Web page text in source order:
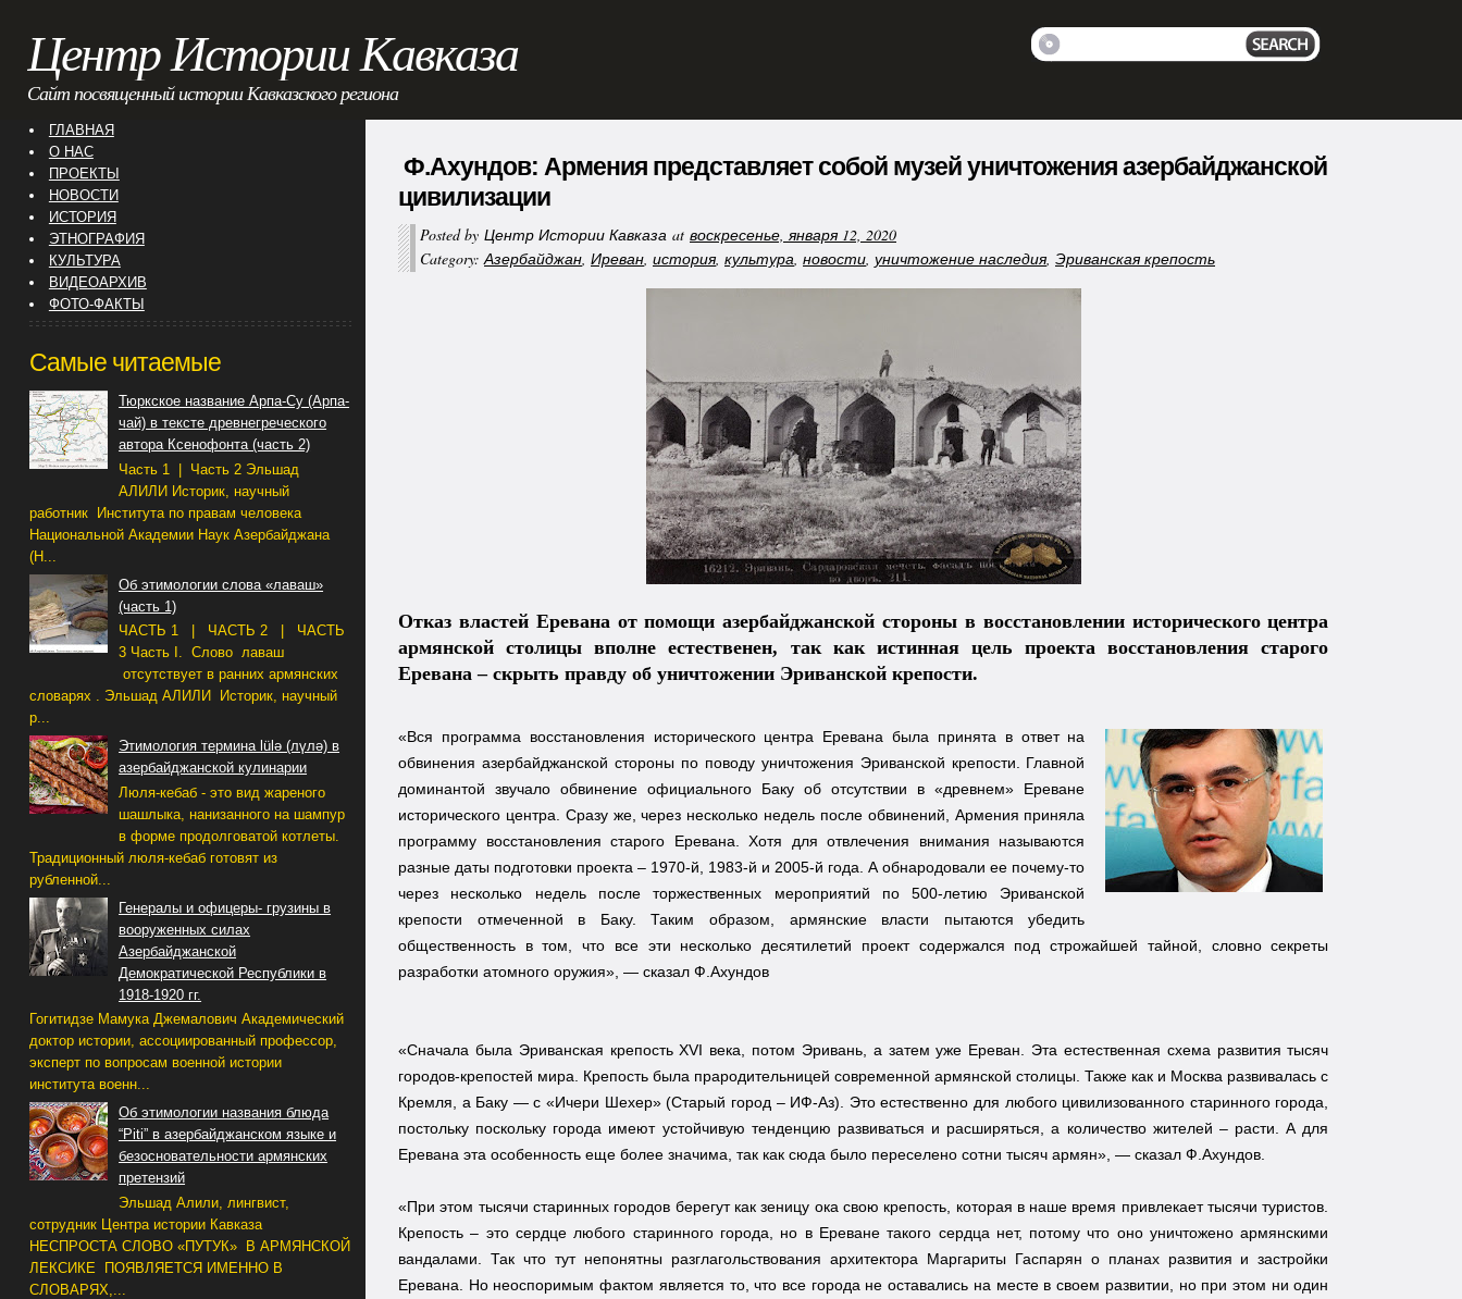
Центр Истории Кавказа
Сайт посвященный истории Кавказского региона
Ф.Ахундов: Армения представляет собой музей уничтожения азербайджанской
цивилизации
Posted by Центр Истории Кавказа at воскресенье, января 12, 2020
Category:Азербайджан, Иреван, история, культура, новости, уничтожение наследия, Эриванская крепость
Отказ властей Еревана от помощи азербайджанской стороны в восстановлении исторического центра
армянской столицы вполне естественен, так как истинная цель проекта восстановления старого
Еревана – скрыть правду об уничтожении Эриванской крепости.
«Вся программа восстановления исторического центра Еревана была принята в ответ на
обвинения азербайджанской стороны по поводу уничтожения Эриванской крепости. Главной
доминантой звучало обвинение официального Баку об отсутствии в «древнем» Ереване
исторического центра. Сразу же, через несколько недель после обвинений, Армения приняла
программу восстановления старого Еревана. Хотя для отвлечения внимания называются
разные даты подготовки проекта – 1970-й, 1983-й и 2005-й года. А обнародовали ее почему-то
через несколько недель после торжественных мероприятий по 500-летию Эриванской
крепости отмеченной в Баку. Таким образом, армянские власти пытаются убедить
общественность в том, что все эти несколько десятилетий проект содержался под строжайшей тайной, словно секреты
разработки атомного оружия», — сказал Ф.Ахундов
«Сначала была Эриванская крепость XVI века, потом Эривань, а затем уже Ереван. Эта естественная схема развития тысяч
городов-крепостей мира. Крепость была прародительницей современной армянской столицы. Также как и Москва развивалась с
Кремля, а Баку — с «Ичери Шехер» (Старый город – ИФ-Аз). Это естественно для любого цивилизованного старинного города,
постольку поскольку города имеют устойчивую тенденцию развиваться и расширяться, а количество жителей – расти. А для
Еревана эта особенность еще более значима, так как сюда было переселено сотни тысяч армян», — сказал Ф.Ахундов.
«При этом тысячи старинных городов берегут как зеницу ока свою крепость, которая в наше время привлекает тысячи туристов.
Крепость – это сердце любого старинного города, но в Ереване такого сердца нет, потому что оно уничтожено армянскими
вандалами. Так что тут непонятны разглагольствования архитектора Маргариты Гаспарян о планах развития и застройки
Еревана. Но неоспоримым фактом является то, что все города не оставались на месте в своем развитии, но при этом ни один
ГЛАВНАЯ
О НАС
ПРОЕКТЫ
НОВОСТИ
ИСТОРИЯ
ЭТНОГРАФИЯ
КУЛЬТУРА
ВИДЕОАРХИВ
ФОТО-ФАКТЫ
Самые читаемые
Тюркское название Арпа-Су (Арпа-
чай) в тексте древнегреческого
автора Ксенофонта (часть 2)
Часть 1 | Часть 2 Эльшад
АЛИЛИ Историк, научный
работник Института по правам человека
Национальной Академии Наук Азербайджана
(Н...
Об этимологии слова «лаваш»
(часть 1)
ЧАСТЬ 1 | ЧАСТЬ 2 | ЧАСТЬ
3 Часть I. Слово лаваш
отсутствует в ранних армянских
словарях . Эльшад АЛИЛИ Историк, научный
р...
Этимология термина lülə (лүлә) в
азербайджанской кулинарии
Люля-кебаб - это вид жареного
шашлыка, нанизанного на шампур
в форме продолговатой котлеты.
Традиционный люля-кебаб готовят из
рубленной...
Генералы и офицеры- грузины в
вооруженных силах
Азербайджанской
Демократической Республики в
1918-1920 гг.
Гогитидзе Мамука Джемалович Академический
доктор истории, ассоциированный профессор,
эксперт по вопросам военной истории
института военн...
Об этимологии названия блюда
“Piti” в азербайджанском языке и
безосновательности армянских
претензий
Эльшад Алили, лингвист,
сотрудник Центра истории Кавказа
НЕСПРОСТА СЛОВО «ПУТУК» В АРМЯНСКОЙ
ЛЕКСИКЕ ПОЯВЛЯЕТСЯ ИМЕННО В
СЛОВАРЯХ,...